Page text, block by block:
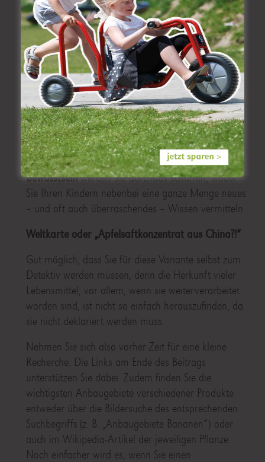
Probieren geht über Studieren –
eine kulinarische Weltreise?
Bestimmt werden Sie die Ernährungsgewohnheiten
Ihrer Kinder nicht umkrempeln können, wenn zu
Hause nur Fast Food, massenhaft Fleisch oder
Lebensmittel, die vor allem günstig sein sollen, auf
den Tisch kommen. Doch ein wenig mehr
Bewusstseinwerden Sie durchaus schaffen, wobei
Sie Ihren Kindern nebenbei eine ganze Menge neues
– und oft auch überraschendes – Wissen vermitteln.
Weltkarte oder „Apfelsaftkonzentrat aus China?!“
Gut möglich, dass Sie für diese Variante selbst zum
Detektiv werden müssen, denn die Herkunft vieler
Lebensmittel, vor allem, wenn sie weiterverarbeitet
worden sind, ist nicht so einfach herauszufinden, da
sie nicht deklariert werden muss.
Nehmen Sie sich also vorher Zeit für eine kleine
Recherche. Die Links am Ende des Beitrags
unterstützen Sie dabei. Zudem finden Sie die
wichtigsten Anbaugebiete verschiedener Produkte
entweder über die Bildersuche des entsprechenden
Suchbegriffs (z. B. „Anbaugebiete Bananen“) oder
auch im Wikipedia-Artikel der jeweiligen Pflanze.
Noch einfacher wird es, wenn Sie einen